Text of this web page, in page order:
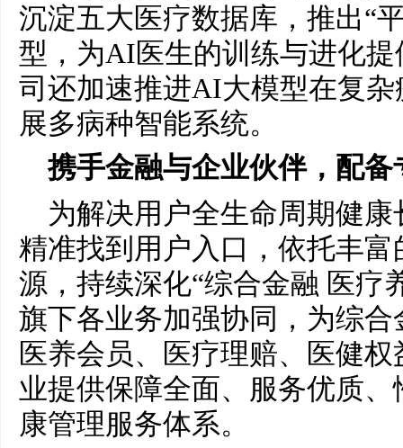
沉淀五大医疗数据库，推出“
型，为AI医生的训练与进化
司还加速推进AI大模型在复
展多病种智能系统。
携手金融与企业伙伴，配备
为解决用户全生命周期健
精准找到用户入口，依托丰
源，持续深化“综合金融 医疗
旗下各业务加强协同，为综
医养会员、医疗理赔、医健
业提供保障全面、服务优质
康管理服务体系。